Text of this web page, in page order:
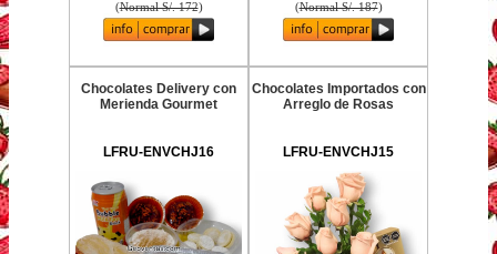
(Normal S/. 172) (Normal S/. 187)
Chocolates Delivery con
Merienda Gourmet
LFRU-ENVCHJ16
Chocolates Importados con
Arreglo de Rosas
LFRU-ENVCHJ15